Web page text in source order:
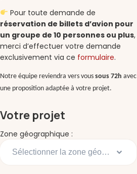
Pour toute demande de
réservation de billets d’avion pour
un groupe de 10 personnes ou plus,
merci d’effectuer votre demande
exclusivement via ce formulaire.
Notre équipe reviendra vers vous sous 72h avec
une proposition adaptée à votre projet.
Votre projet
Zone géographique :